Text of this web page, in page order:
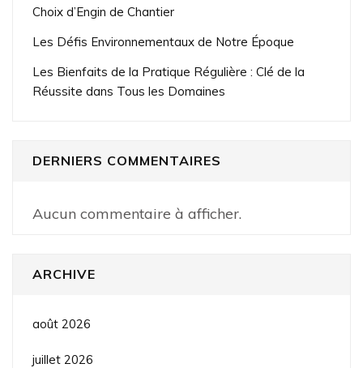
Choix d’Engin de Chantier
Les Défis Environnementaux de Notre Époque
Les Bienfaits de la Pratique Régulière : Clé de la
Réussite dans Tous les Domaines
DERNIERS COMMENTAIRES
Aucun commentaire à afficher.
ARCHIVE
août 2026
juillet 2026